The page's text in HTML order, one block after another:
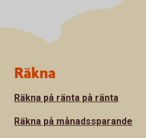
Sidfot
Räkna
Räkna på ränta på ränta
Räkna på månadssparande